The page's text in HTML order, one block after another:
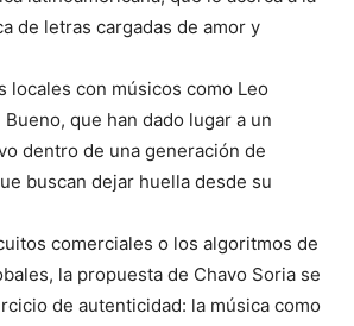
de letras cargadas de amor y
locales con músicos como Leo
que han dado lugar a un
dentro de una generación de
buscan dejar huella desde su
comerciales o los algoritmos de
la propuesta de Chavo Soria se
de autenticidad: la música como